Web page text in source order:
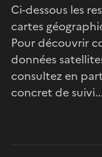
Ci-dessous les
cartes
Pour découvrir
données
consultez en
concret de